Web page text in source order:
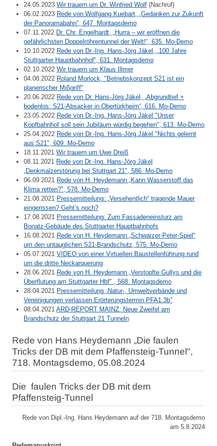
24.05.2023 Wir trauern um Dr. Winfried Wolf (Nachruf)
06.02.2023 Rede von Wolfgang Kuebart, „Gedanken zur Zukunft
der Panoramabahn", 647. Montagsdemo
07.11.2022 Dr. Chr. Engelhardt, „Hurra – wir eröffnen die
gefährlichsten Doppelröhrentunnel der Welt!“, 635. Mo-Demo
10.10.2022 Rede von Dr.-Ing. Hans-Jörg Jäkel, „100 Jahre
Stuttgarter Hauptbahnhof“, 631. Montagsdemo
02.10.2022 Wir trauern um Klaus Illmer
04.08.2022 Roland Morlock, "Betriebskonzept S21 ist ein
planerischer Mißgriff"
20.06.2022 Rede von Dr. Hans-Jörg Jäkel, „Abgrundtief +
bodenlos: S21-Absacker in Obertürkheim“, 616. Mo-Demo
23.05.2022 Rede von Dr.-Ing. Hans-Jörg Jäkel "Unser
Kopfbahnhof soll sein Jubiläum würdig begehen", 613. Mo-Demo
25.04.2022 Rede von Dr.-Ing. Hans-Jörg Jäkel "Nichts gelernt
aus S21", 609. Mo-Demo
18.11.2021 Wir trauern um Uwe Dreiß
08.11.2021 Rede von Dr.-Ing. Hans-Jörg Jäkel
„Denkmalzerstörung bei Stuttgart 21", 586. Mo-Demo
06.09.2021 Rede von H. Heydemann „Kann Wasserstoff das
Klima retten?", 578. Mo-Demo
21.08.2021 Pressemitteilung: „Versehentlich“ tragende Mauer
eingerissen? Geht’s noch?
17.08.2021 Pressemitteilung: Zum Fassadeneinsturz am
Bonatz-Gebäude des Stuttgarter Hauptbahnhofs
16.08.2021 Rede von H. Heydemann „Schwarzer-Peter-Spiel“
um den untauglichen S21-Brandschutz, 575. Mo-Demo
05.07.2021 VIDEO von einer Virtuellen Baustellenführung rund
um die dritte Neckarquerung
28.06.2021 Rede von H. Heydemann „Verstopfte Gullys und die
Überflutung am Stuttgarter Hbf" , 568. Montagsdemo
28.04.2021 Pressemitteilung „Natur-, Umweltverbände und
Vereinigungen verlassen Erörterungstermin PFA1.3b"
08.04.2021 ARD-REPORT MAINZ: Neue Zweifel am
Brandschutz der Stuttgart 21 Tunneln
Rede von Hans Heydemann „Die faulen
Tricks der DB mit dem Pfaffensteig-Tunnel",
718. Montagsdemo, 05.08.2024
Die faulen Tricks der DB mit dem
Pfaffensteig-Tunnel
Rede von Dipl.-Ing. Hans Heydemann auf der 718. Montagsdemo
am 5.8.2024